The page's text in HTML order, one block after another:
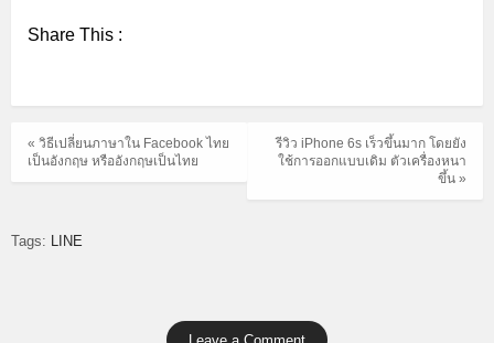
Share This :
รีวิว iPhone 6s เร็วขึ้นมาก โดยยัง
ใช้การออกแบบเดิม ตัวเครื่องหนา
ขึ้น »
« วิธีเปลี่ยนภาษาใน Facebook ไทย
เป็นอังกฤษ หรืออังกฤษเป็นไทย
Tags: LINE